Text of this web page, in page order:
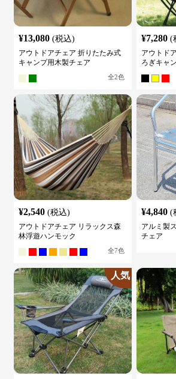
¥13,080 (税込)
アウトドアチェア 折りたたみ式
キャンプ用木製チェア
全2色
¥7,280 (
アウトド
ろぎキャ
¥2,540 (税込)
アウトドアチェア リラックス森
林浮遊ハンモック
全7色
¥4,840 (
アルミ製
チェア
人気